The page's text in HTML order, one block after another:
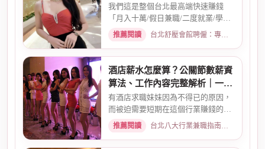
指南
我們這是整個台北最高端快速賺錢
「月入十萬/假日兼職/二度就業/學生
兼職/八大廣告/林森北路KTV酒...
推薦閱讀 台北舒壓會館聘僱：專業按摩師職缺與職涯規劃 · 2026-01-07
酒店薪水怎麼算？公關節數薪資
算法、工作內容完整解析｜一次
搞懂收入結構
有酒店求職妹妹因為不得已的原因，
而被迫需要短期在這個行業賺錢的時
候而環境又你文章提到的那麼...
推薦閱讀 台北八大行業兼職指南：熱門職缺與求職須知 · 2026-02-13